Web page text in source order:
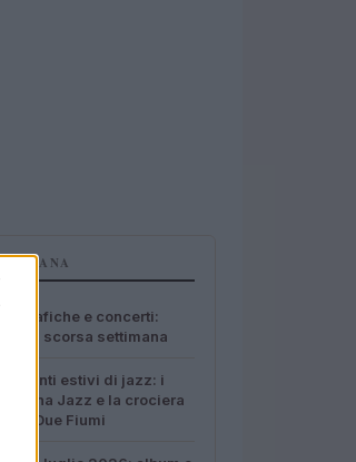
e concerti:
la scorsa settimana
estivi di jazz: i
Siena Jazz e la crociera
Due Fiumi